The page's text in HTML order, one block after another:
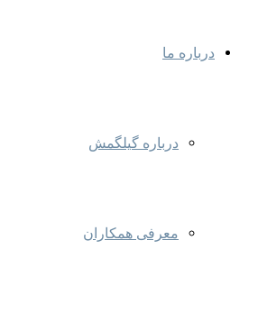
درباره ما
درباره گیلگمش
معرفی همکاران